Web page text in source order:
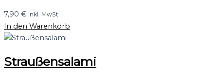
7,90 € inkl. MwSt.
In den Warenkorb
Straußensalami